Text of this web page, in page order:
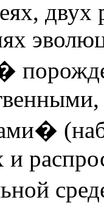
двух